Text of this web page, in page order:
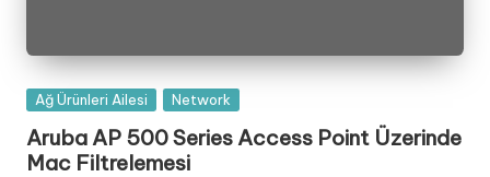
Posted
Ağ Ürünleri Ailesi Network
Aruba AP 500 Series Access Point Üzerinde
Mac Filtrelemesi